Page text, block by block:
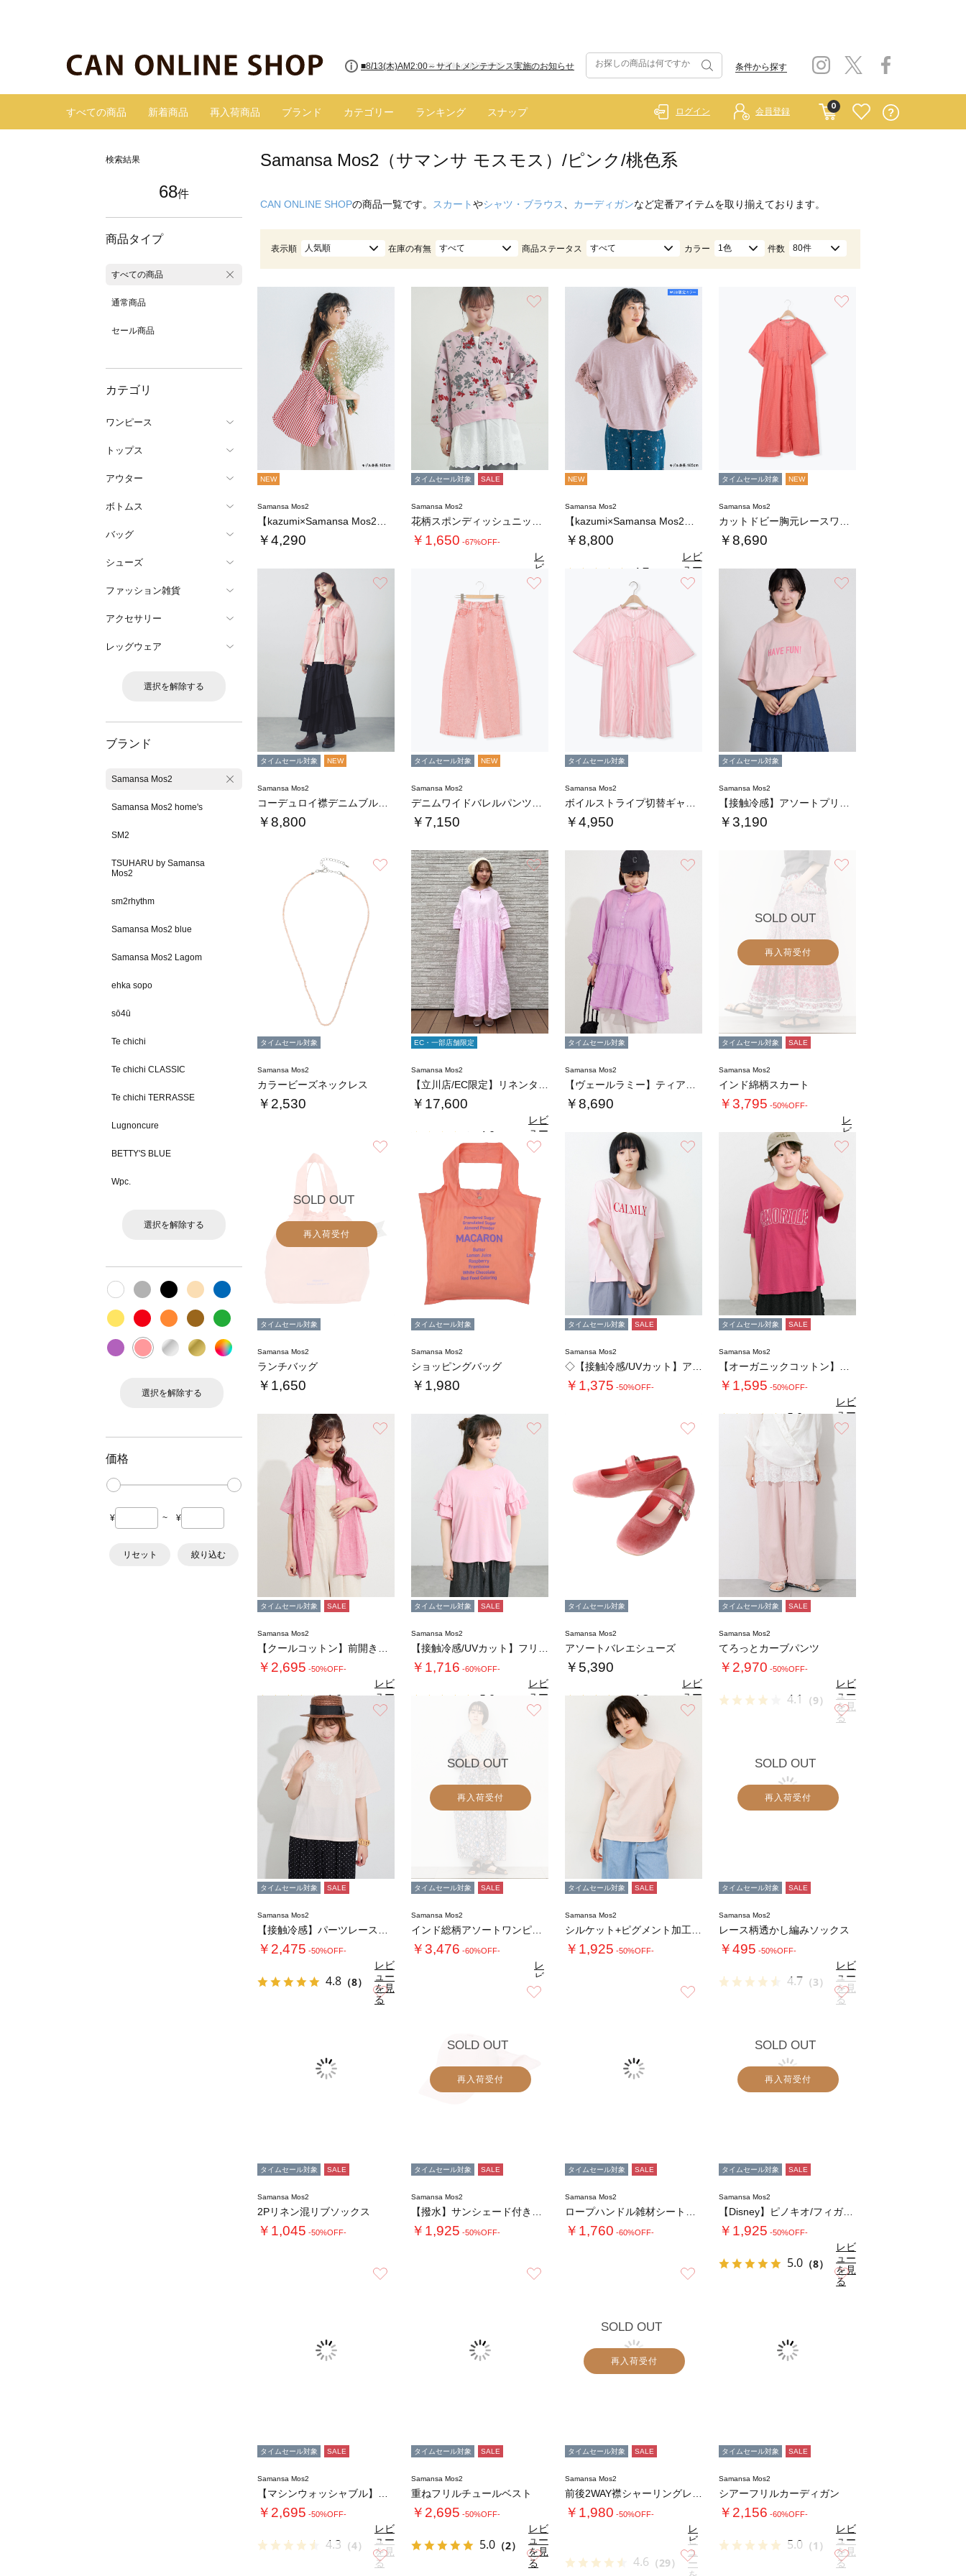
■【お知らせ】ヤマト運輸の配送遅延・停止について 条件から探す
すべての商品 新着商品 再入荷商品 ブランド カテゴリー ランキング スナップ
0
ログイン 会員登録
検索結果
68件
商品タイプ
すべての商品
通常商品
セール商品
カテゴリ
ワンピース
トップス
アウター
ボトムス
バッグ
シューズ
ファッション雑貨
アクセサリー
レッグウェア
選択を解除する
ブランド
Samansa Mos2
Samansa Mos2 home's
SM2
TSUHARU by Samansa
Mos2
sm2rhythm
Samansa Mos2 blue
Samansa Mos2 Lagom
ehka sopo
sō4ū
Te chichi
Te chichi CLASSIC
Te chichi TERRASSE
Lugnoncure
BETTY'S BLUE
Wpc.
選択を解除する
選択を解除する
価格
¥ ~ ¥
リセット 絞り込む
Samansa Mos2（サマンサ モスモス）/ピンク/桃色系
CAN ONLINE SHOPの商品一覧です。 スカートやシャツ・ブラウス カーディガンなど定番アイテムを取り揃えております。
表示順 人気順 在庫の有無 すべて 商品ステータス すべて カラー 1色 件数 80件
NEW
Samansa Mos2
￥4,290
タイムセール対象 SALE
Samansa Mos2
￥1,650 -67%OFF-
4.8 （16）
レ
ビ
ュ
ー
NEW
Samansa Mos2
￥8,800
4.7
レビ
ュー
を見
る
タイムセール対象 NEW
Samansa Mos2
￥8,690
タイムセール対象 NEW
Samansa Mos2
￥8,800
タイムセール対象 NEW
Samansa Mos2
￥7,150
タイムセール対象
Samansa Mos2
￥4,950
タイムセール対象
Samansa Mos2
￥3,190
お気に入り
タイムセール対象
Samansa Mos2
カラービーズネックレス
￥2,530
お気に入り
EC・一部店舗限定
Samansa Mos2
￥17,600
4.0
レビ
ュー
を見
る
タイムセール対象
Samansa Mos2
￥8,690
SOLD OUT
再入荷受付
タイムセール対象 SALE
Samansa Mos2
インド綿柄スカート
￥3,795 -50%OFF-
4.4（19）
レ
ビ
ュ
ー
る
SOLD OUT
再入荷受付
タイムセール対象
Samansa Mos2
ランチバッグ
￥1,650
タイムセール対象
Samansa Mos2
ショッピングバッグ
￥1,980
タイムセール対象 SALE
Samansa Mos2
￥1,375 -50%OFF-
タイムセール対象 SALE
Samansa Mos2
￥1,595 -50%OFF-
5.0（1）
レビ
ュー
を見
る
タイムセール対象 SALE
Samansa Mos2
￥2,695 -50%OFF-
4.6（7）
レビ
ュー
を見
る
タイムセール対象 SALE
Samansa Mos2
￥1,716 -60%OFF-
5.0
レビ
ュー
を見
る
タイムセール対象
Samansa Mos2
アソートバレエシューズ
￥5,390
4.3（3）
レビ
ュー
を見
る
タイムセール対象 SALE
Samansa Mos2
てろっとカーブパンツ
￥2,970 -50%OFF-
4.1 （9）
レビ
ュー
を見
る
タイムセール対象 SALE
Samansa Mos2
￥2,475 -50%OFF-
4.8 （8）
レビ
ュー
を見
る
SOLD OUT
再入荷受付
タイムセール対象 SALE
Samansa Mos2
￥3,476 -60%OFF-
レ
ビ
ュ
ー
お気に入り
タイムセール対象 SALE
Samansa Mos2
￥1,925 -50%OFF-
お気に入り
SOLD OUT
再入荷受付
タイムセール対象 SALE
Samansa Mos2
レース柄透かし編みソックス
￥495 -50%OFF-
4.7 （3）
レビ
ュー
を見
る
お気に入り
タイムセール対象 SALE
Samansa Mos2
2Pリネン混リブソックス
￥1,045 -50%OFF-
SOLD OUT
再入荷受付
タイムセール対象 SALE
Samansa Mos2
￥1,925 -50%OFF-
お気に入り
タイムセール対象 SALE
Samansa Mos2
￥1,760 -60%OFF-
お気に入り
SOLD OUT
再入荷受付
タイムセール対象 SALE
Samansa Mos2
【Disney】ピノキオ/フィガロ刺繍Tシャ…
￥1,925 -50%OFF-
5.0 （8）
レビ
ュー
を見
る
タイムセール対象 SALE
Samansa Mos2
￥2,695 -50%OFF-
4.3 （4）
レビ
ュー
を見
る
タイムセール対象 SALE
Samansa Mos2
重ねフリルチュールベスト
￥2,695 -50%OFF-
5.0 （2）
レビ
ュー
を見
る
お気に入り
SOLD OUT
再入荷受付
タイムセール対象 SALE
Samansa Mos2
￥1,980 -50%OFF-
4.6 （29）
レ
ビ
ュ
ー
お気に入り
タイムセール対象 SALE
Samansa Mos2
シアーフリルカーディガン
￥2,156 -60%OFF-
5.0 （1）
レビ
ュー
を見
る
お気に入り お気に入り お気に入り お気に入り